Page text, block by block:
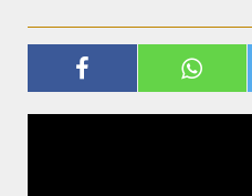
LUKE –
IN KANADA 4/6